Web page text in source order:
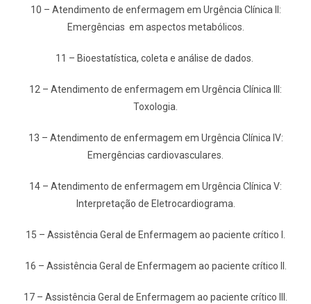
10 – Atendimento de enfermagem em Urgência Clínica II:
Emergências em aspectos metabólicos.
11 – Bioestatística, coleta e análise de dados.
12 – Atendimento de enfermagem em Urgência Clínica III:
Toxologia.
13 – Atendimento de enfermagem em Urgência Clínica IV:
Emergências cardiovasculares.
14 – Atendimento de enfermagem em Urgência Clínica V:
Interpretação de Eletrocardiograma.
15 – Assistência Geral de Enfermagem ao paciente crítico I.
16 – Assistência Geral de Enfermagem ao paciente crítico II.
17 – Assistência Geral de Enfermagem ao paciente crítico III.